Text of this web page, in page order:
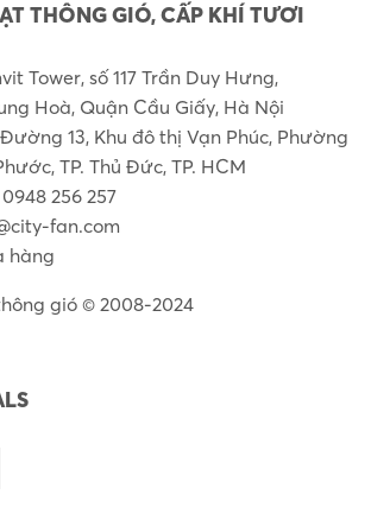
THÔNG GIÓ, CẤP KHÍ TƯƠI
Tower, số 117 Trần Duy Hưng,
Hoà, Quận Cầu Giấy, Hà Nội
13, Khu đô thị Vạn Phúc, Phường
TP. Thủ Đức, TP. HCM
0948 256 257
fan.com
hàng
gió © 2008-2024